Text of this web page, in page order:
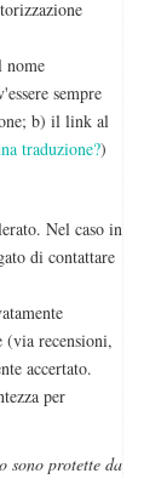
nome
sempre
b) il link al
traduzione?)
Nel caso in
di contattare
(via recensioni,
accertato.
per
sono protette da